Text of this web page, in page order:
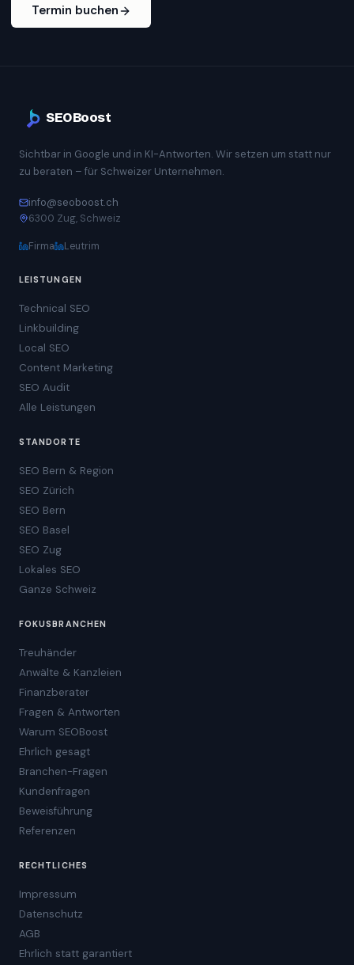
Termin buchen
SEOBoost
Sichtbar in Google und in KI-Antworten. Wir setzen um statt nur
zu beraten – für Schweizer Unternehmen.
info@seoboost.ch
6300 Zug, Schweiz
Firma Leutrim
LEISTUNGEN
Technical SEO
Linkbuilding
Local SEO
Content Marketing
SEO Audit
Alle Leistungen
STANDORTE
SEO Bern & Region
SEO Zürich
SEO Bern
SEO Basel
SEO Zug
Lokales SEO
Ganze Schweiz
FOKUSBRANCHEN
Treuhänder
Anwälte & Kanzleien
Finanzberater
Fragen & Antworten
Warum SEOBoost
Ehrlich gesagt
Branchen-Fragen
Kundenfragen
Beweisführung
Referenzen
RECHTLICHES
Impressum
Datenschutz
AGB
Ehrlich statt garantiert